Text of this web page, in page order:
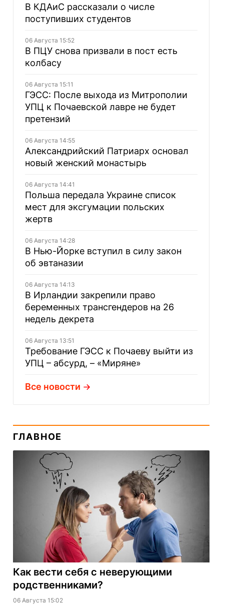
В КДАиС рассказали о числе
поступивших студентов
06 Августа 15:52
В ПЦУ снова призвали в пост есть
колбасу
06 Августа 15:11
ГЭСС: После выхода из Митрополии
УПЦ к Почаевской лавре не будет
претензий
06 Августа 14:55
Александрийский Патриарх основал
новый женский монастырь
06 Августа 14:41
Польша передала Украине список
мест для эксгумации польских
жертв
06 Августа 14:28
В Нью-Йорке вступил в силу закон
об эвтаназии
06 Августа 14:13
В Ирландии закрепили право
беременных трансгендеров на 26
недель декрета
06 Августа 13:51
Требование ГЭСС к Почаеву выйти из
УПЦ – абсурд, – «Миряне»
Все новости
ГЛАВНОЕ
Как вести себя с неверующими
родственниками?
06 Августа 15:02